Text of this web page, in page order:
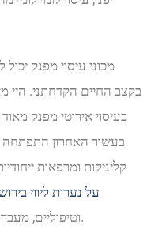
מכוני עיסוי מפנק
בקצב החיים הקדחתני. היי
בעיסוי אירוטי מפנק
בעשור האחרון
קליניקות ומרפאות
על נערות ליווי
וטיפוליים, מעבר להיבטים האדריכליים והתכנוניים.